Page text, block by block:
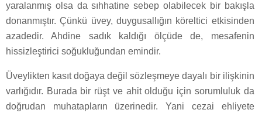
yaralanmış olsa da sıhhatine sebep olabilecek bir bakışla
donanmıştır. Çünkü üvey, duygusallığın köreltici etkisinden
azadedir. Ahdine sadık kaldığı ölçüde de, mesafenin
hissizleştirici soğukluğundan emindir.
Üveylikten kasıt doğaya değil sözleşmeye dayalı bir ilişkinin
varlığıdır. Burada bir rüşt ve ahit olduğu için sorumluluk da
doğrudan muhatapların üzerinedir. Yani cezai ehliyete